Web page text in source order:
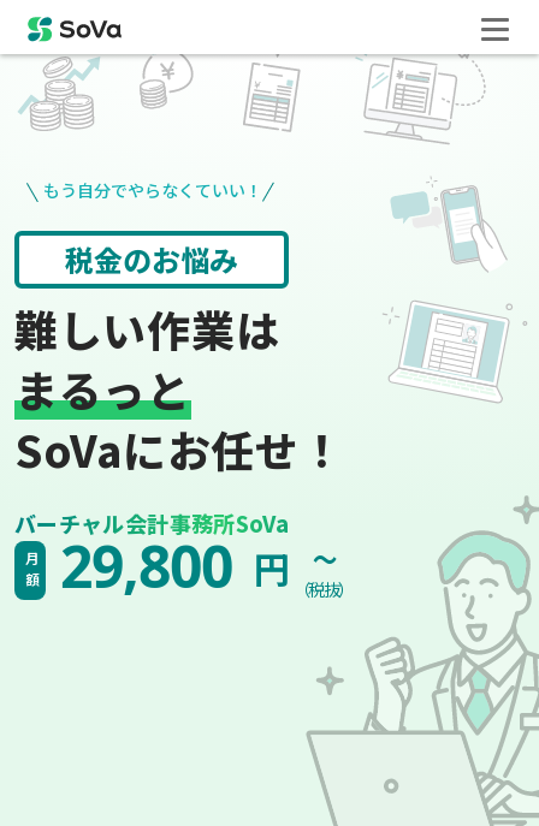
もう自分でやらなくていい！
請求書や領収書 役所手続き
難しい作業は
まるっと
SoVaにお任せ！
バーチャル会計事務所SoVa
月額 29,800 円 ~
（税抜）